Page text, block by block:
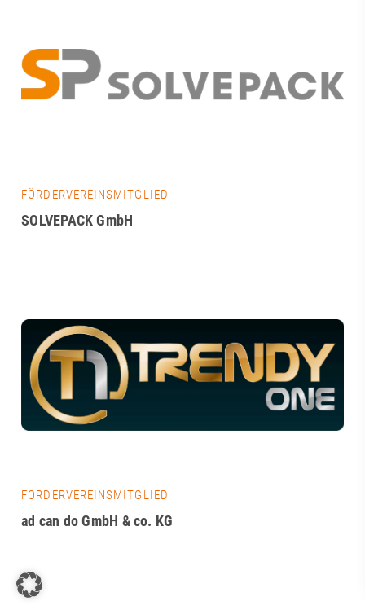
FÖRDERVEREINSMITGLIED
SOLVEPACK GmbH
FÖRDERVEREINSMITGLIED
ad can do GmbH & co. KG